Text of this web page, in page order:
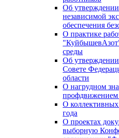
Об
независимой
обеспечения
О практике
среды
Об
Совете
области
О нагрудном
профдвижением
О коллективных
года
О проектах
выборную